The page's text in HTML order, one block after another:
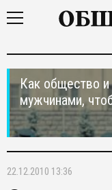
Как общество и
мужчинами,
22.12.2010 13:36